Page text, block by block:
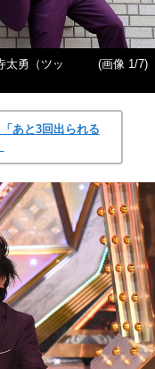
太勇（ツッ
(画像 1/7)
あと3回出られる